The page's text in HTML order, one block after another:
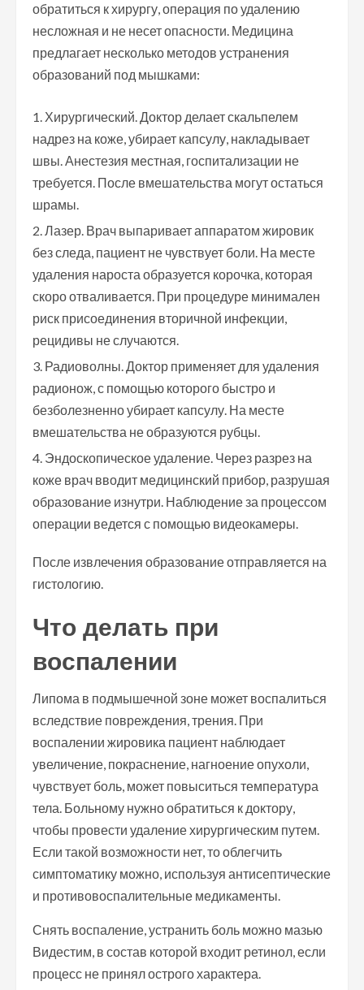
обратиться к хирургу, операция по удалению
несложная и не несет опасности. Медицина
предлагает несколько методов устранения
образований под мышками:
Хирургический. Доктор делает скальпелем
надрез на коже, убирает капсулу, накладывает
швы. Анестезия местная, госпитализации не
требуется. После вмешательства могут остаться
шрамы.
Лазер. Врач выпаривает аппаратом жировик
без следа, пациент не чувствует боли. На месте
удаления нароста образуется корочка, которая
скоро отваливается. При процедуре минимален
риск присоединения вторичной инфекции,
рецидивы не случаются.
Радиоволны. Доктор применяет для удаления
радионож, с помощью которого быстро и
безболезненно убирает капсулу. На месте
вмешательства не образуются рубцы.
Эндоскопическое удаление. Через разрез на
коже врач вводит медицинский прибор, разрушая
образование изнутри. Наблюдение за процессом
операции ведется с помощью видеокамеры.
После извлечения образование отправляется на
гистологию.
Что делать при
воспалении
Липома в подмышечной зоне может воспалиться
вследствие повреждения, трения. При
воспалении жировика пациент наблюдает
увеличение, покраснение, нагноение опухоли,
чувствует боль, может повыситься температура
тела. Больному нужно обратиться к доктору,
чтобы провести удаление хирургическим путем.
Если такой возможности нет, то облегчить
симптоматику можно, используя антисептические
и противовоспалительные медикаменты.
Снять воспаление, устранить боль можно мазью
Видестим, в состав которой входит ретинол, если
процесс не принял острого характера.